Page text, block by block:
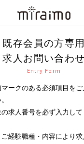
既存会員の方専用
求人お問い合わせ
Entry Form
ークのある必須項目を
求人番号を必ず入力して
経験職種・内容により